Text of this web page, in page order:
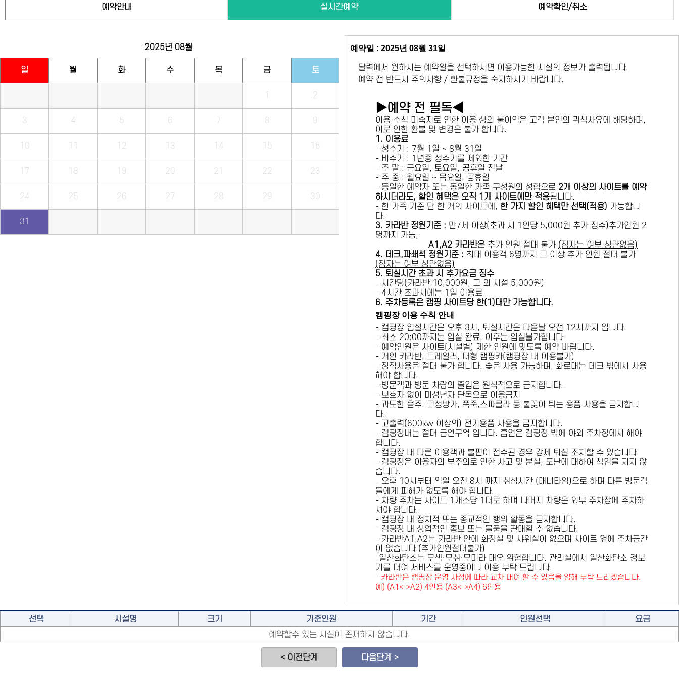
예약안내 실시간예약 예약확인/취소
2025년 08월
일 월 화 수 목 금 토
1 2
3 4 5 6 7 8 9
10 11 12 13 14 15 16
17 18 19 20 21 22 23
24 25 26 27 28 29 30
31
예약일 : 2025년 08월 31일
달력에서 원하시는 예약일을 선택하시면 이용가능한 시설의 정보가 출력됩니다.
예약 전 반드시 주의사항 / 환불규정을 숙지하시기 바랍니다.
▶예약 전 필독◀
이용 수칙 미숙지로 인한 이용 상의 불이익은 고객 본인의 귀책사유에 해당하며,
이로 인한 환불 및 변경은 불가 합니다.
1. 이용료
- 성수기 : 7월 1일 ~ 8월 31일
- 비수기 : 1년중 성수기를 제외한 기간
- 주 말 : 금요일, 토요일, 공휴일 전날
- 주 중 : 월요일 ~ 목요일, 공휴일
- 동일한 예약자 또는 동일한 가족 구성원의 성함으로 2개 이상의 사이트를 예약
하시더라도, 할인 혜택은 오직 1개 사이트에만 적용됩니다.
- 한 가족 기준 단 한 개의 사이트에, 한 가지 할인 혜택만 선택(적용) 가능합니
다.
3. 카라반 정원기준 : 만7세 이상(초과 시 1인당 5,000원 추가 징수)추가인원 2
명까지 가능,
A1,A2 카라반은 추가 인원 절대 불가 (잠자는 여부 상관없음)
4. 데크,파쇄석 정원기준 : ​최대 이용객 6명까지 그 이상 추가 인원 절대 불가
(잠자는 여부 상관없음)
5. 퇴실시간 초과 시 추가요금 징수
- 시간당(카라반 10,000원, 그 외 시설 5,000원)
- 4시간 초과시에는 1일 이용료
6. 주차등록은 캠핑 사이트당 한(1)대만 가능합니다.
캠핑장 이용 수칙 안내
- 캠핑장 입실시간은 오후 3시, 퇴실시간은 다음날 오전 12시까지 입니다.
- 최소 20:00까지는 입실 완료, 이후는 입실불가합니다
- 예약인원은 사이트(시설별) 제한 인원에 맞도록 예약 바랍니다.
- 개인 카라반, 트레일러, 대형 캠핑카(캠핑장 내 이용불가)
- 장작사용은 절대 불가 합니다. 숯은 사용 가능하며, 화로대는 데크 밖에서 사용
해야 합니다.
- 방문객과 방문 차량의 출입은 원칙적으로 금지합니다.
- 보호자 없이 미성년자 단독으로 이용금지
- 과도한 음주, 고성방가, 폭죽,스파클라 등 불꽃이 튀는 용품 사용을 금지합니
다.
- 고출력(600kw 이상의) 전기용품 사용을 금지합니다.
- 캠핑장내는 절대 금연구역 입니다. 흡연은 캠핑장 밖에 야외 주차장에서 해야
합니다.
- 캠핑장 내 다른 이용객과 불편이 접수된 경우 강제 퇴실 조치할 수 있습니다.
- 캠핑장은 이용자의 부주의로 인한 사고 및 분실, 도난에 대하여 책임을 지지 않
습니다.
- 오후 10시부터 익일 오전 8시 까지 취침시간 (매너타임)으로 하며 다른 방문객
들에게 피해가 없도록 해야 합니다.
- 차량 주차는 사이트 1개소당 1대로 하며 나머지 차량은 외부 주차장에 주차하
셔야 합니다.
- 캠핑장 내 정치적 또는 종교적인 행위 활동을 금지합니다.
- 캠핑장 내 상업적인 홍보 또는 물품을 판매할 수 없습니다.
- 카라반A1,A2는 카라반 안에 화장실 및 샤워실이 없으며 사이트 옆에 주차공간
이 없습니다.(추가인원절대불가)
-일산화탄소는 무색·무취·무미라 매우 위험합니다. 관리실에서 일산화탄소 경보
기를 대여 서비스를 운영중이니 이용 부탁 드립니다.
- 카라반은 캠핑장 운영 사정에 따라 교차 대여 할 수 있음을 양해 부탁 드리겠습니다.
예) (A1<->A2) 4인용 (A3<->A4) 6인용
선택 시설명 크기 기준인원 기간 인원선택
요금
예약할수 있는 시설이 존재하지 않습니다.
< 이전단계 다음단계 >